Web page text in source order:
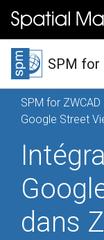
SPM for
SPM for ZWCAD
Google Street
dans